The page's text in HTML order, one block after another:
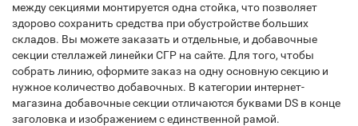
между секциями монтируется одна стойка, что позволяет
здорово сохранить средства при обустройстве больших
складов. Вы можете заказать и отдельные, и добавочные
секции стеллажей линейки СГР на сайте. Для того, чтобы
собрать линию, оформите заказ на одну основную секцию и
нужное количество добавочных. В категории интернет-
магазина добавочные секции отличаются буквами DS в конце
заголовка и изображением с единственной рамой.